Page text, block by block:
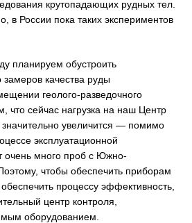
крутопадающих рудных тел.
в России пока таких экспериментов
планируем обустроить
качества руды
геолого-разведочного
что сейчас нагрузка на наш Центр
значительно увеличится — помимо
эксплуатационной
очень много проб с Южно-
чтобы обеспечить приборам
процессу эффективность,
центр контроля,
оборудованием.